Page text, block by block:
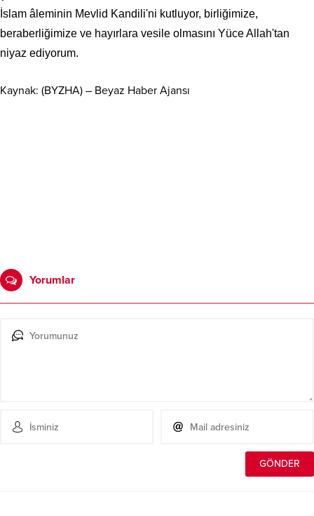
İslam âleminin Mevlid Kandili'ni kutluyor, birliğimize,
beraberliğimize ve hayırlara vesile olmasını Yüce Allah'tan
niyaz ediyorum.
Kaynak: (BYZHA) – Beyaz Haber Ajansı
Yorumlar